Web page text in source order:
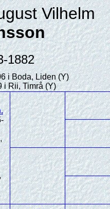
Vilhelm
1882
i Boda, Liden (Y)
i Rii, Timrå (Y)
.